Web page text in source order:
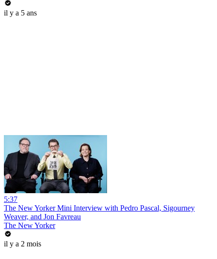
il y a 5 ans
5:37
The New Yorker Mini Interview with Pedro Pascal, Sigourney
Weaver, and Jon Favreau
The New Yorker
il y a 2 mois